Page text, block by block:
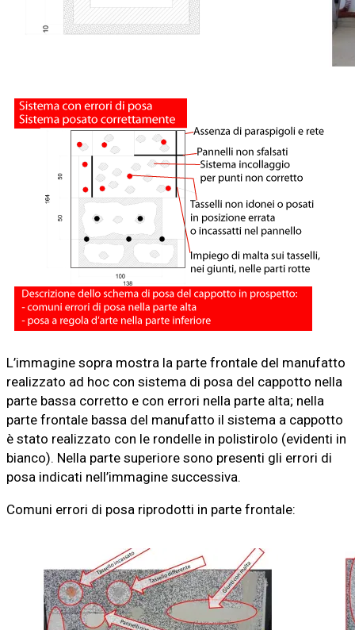
L’immagine sopra mostra la parte frontale del manufatto
realizzato ad hoc con sistema di posa del cappotto nella
parte bassa corretto e con errori nella parte alta; nella
parte frontale bassa del manufatto il sistema a cappotto
è stato realizzato con le rondelle in polistirolo (evidenti in
bianco). Nella parte superiore sono presenti gli errori di
posa indicati nell’immagine successiva.
Comuni errori di posa riprodotti in parte frontale: